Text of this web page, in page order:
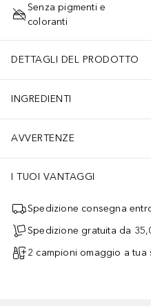
Senza pigmenti e
coloranti
DETTAGLI DEL PRODOTTO
INGREDIENTI
AVVERTENZE
I TUOI VANTAGGI
Spedizione consegna
Spedizione gratuita da
2 campioni omaggio a tua